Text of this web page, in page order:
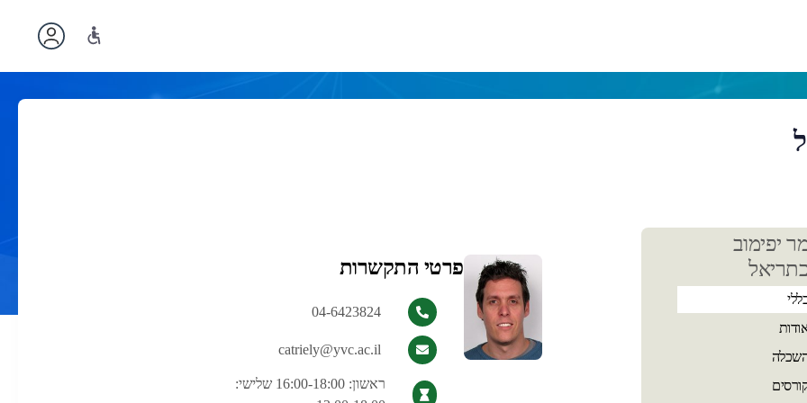
יפימוב
פרטי התקשרות
04-6423824
catriely@yvc.ac.il
ראשון: 16:00-18:00 שלישי: